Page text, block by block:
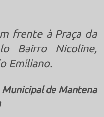
frente à Praça da
Bairro Nicoline,
Emiliano.
de Mantena